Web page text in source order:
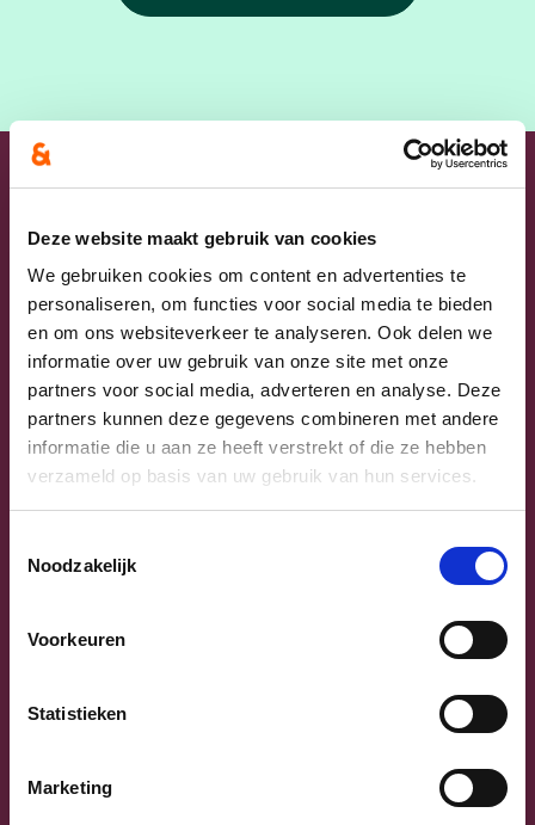
Deze website maakt gebruik van cookies
We gebruiken cookies om content en advertenties te
personaliseren, om functies voor social media te bieden
en om ons websiteverkeer te analyseren. Ook delen we
informatie over uw gebruik van onze site met onze
partners voor social media, adverteren en analyse. Deze
partners kunnen deze gegevens combineren met andere
informatie die u aan ze heeft verstrekt of die ze hebben
verzameld op basis van uw gebruik van hun services.
Noodzakelijk
Voorkeuren
Statistieken
Marketing
Izegem
De voorbije jaren trokken we met cd&v Izegem vol
de kaart van ontmoeting. We organiseerden
buurtbabbels, toekomstcafés, oranje trefpunten...
We luisterden naar waar Izegem wakker van ligt.